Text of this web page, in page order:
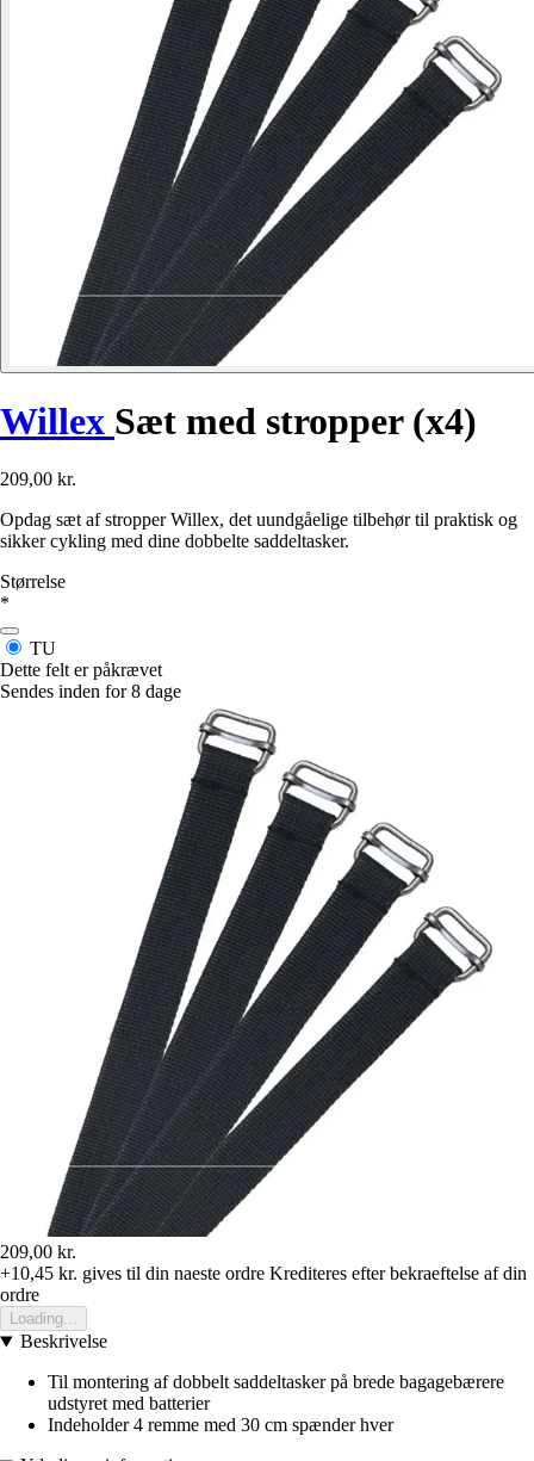
Willex Sæt med stropper (x4)
209,00 kr.
Opdag sæt af stropper Willex, det uundgåelige tilbehør til praktisk og
sikker cykling med dine dobbelte saddeltasker.
Størrelse
*
TU
Dette felt er påkrævet
Sendes inden for 8 dage
209,00 kr.
+10,45 kr. gives til din naeste ordre Krediteres efter bekraeftelse af din
ordre
Loading...
Beskrivelse
Til montering af dobbelt saddeltasker på brede bagagebærere
udstyret med batterier
Indeholder 4 remme med 30 cm spænder hver